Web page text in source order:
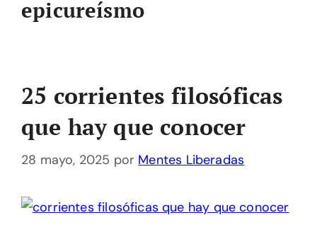
epicureísmo
25 corrientes filosóficas
que hay que conocer
28 mayo, 2025 por Mentes Liberadas